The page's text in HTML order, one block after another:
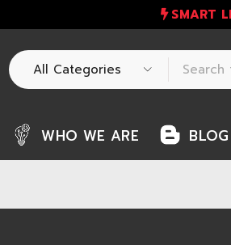
SMART
WHO WE ARE BLOG